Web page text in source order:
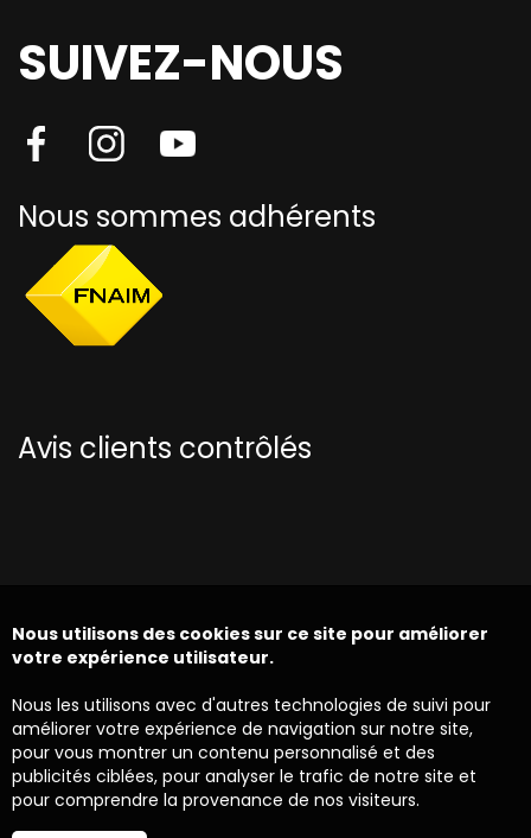
SUIVEZ-NOUS
Nous sommes adhérents
Avis clients contrôlés
Nous utilisons des cookies sur ce site pour améliorer
votre expérience utilisateur.
Nous les utilisons avec d'autres technologies de suivi pour
améliorer votre expérience de navigation sur notre site,
pour vous montrer un contenu personnalisé et des
publicités ciblées, pour analyser le trafic de notre site et
pour comprendre la provenance de nos visiteurs.